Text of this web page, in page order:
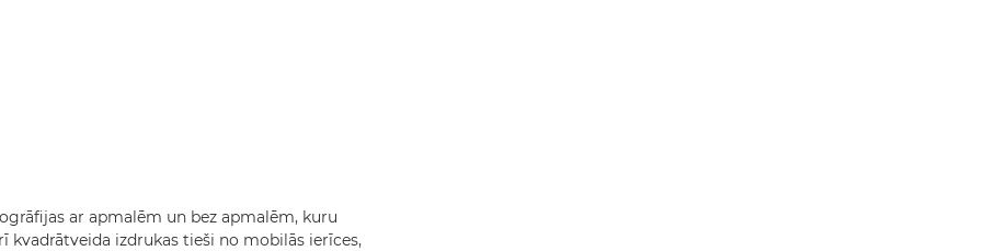
ar apmalēm un bez apmalēm, kuru
izdrukas tieši no mobilās ierīces,